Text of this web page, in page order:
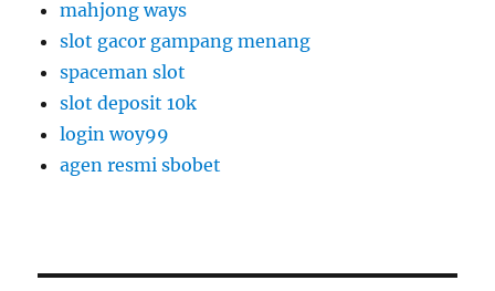
mahjong ways
slot gacor gampang menang
spaceman slot
slot deposit 10k
login woy99
agen resmi sbobet